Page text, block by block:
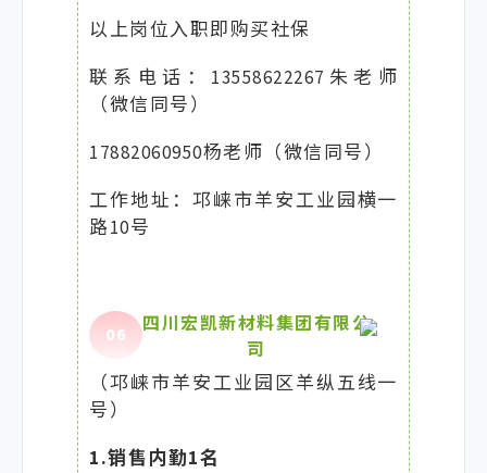
以上岗位入职即购买社保
联系电话：13558622267朱老师
（微信同号）
17882060950杨老师（微信同号）
工作地址：邛崃市羊安工业园横一
路10号
06
四川宏凯新材料集团有限公
司
（邛崃市羊安工业园区羊纵五线一
号）
1.销售内勤1名